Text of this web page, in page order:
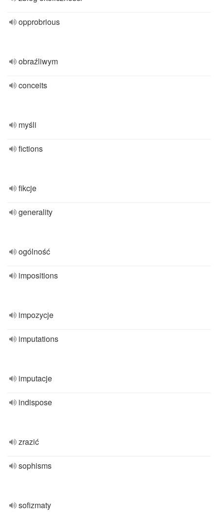
opprobrious
obraźliwym
conceits
myśli
fictions
fikcje
generality
ogólność
impositions
impozycje
imputations
imputacje
indispose
zrazić
sophisms
sofizmaty